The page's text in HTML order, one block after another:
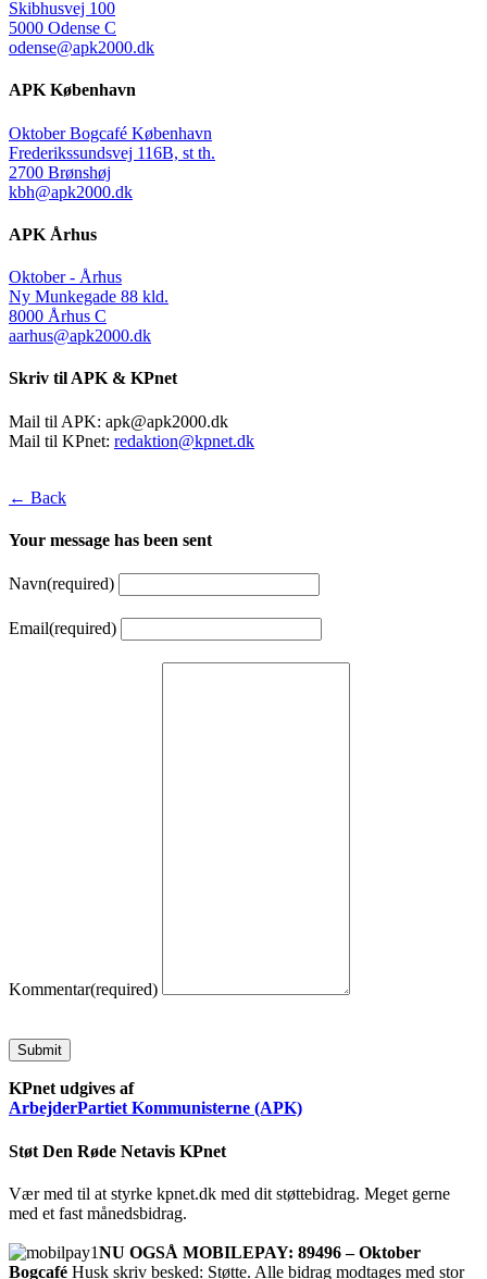
Skibhusvej 100
5000 Odense C
odense@apk2000.dk
APK København
Oktober Bogcafé København
Frederikssundsvej 116B, st th.
2700 Brønshøj
kbh@apk2000.dk
APK Århus
Oktober - Århus
Ny Munkegade 88 kld.
8000 Århus C
aarhus@apk2000.dk
Skriv til APK & KPnet
Mail til APK: apk@apk2000.dk
Mail til KPnet: redaktion@kpnet.dk
← Back
Your message has been sent
Navn(required)
Email(required)
Kommentar(required)
Submit
KPnet udgives af
ArbejderPartiet Kommunisterne (APK)
Støt Den Røde Netavis KPnet
Vær med til at styrke kpnet.dk med dit støttebidrag. Meget gerne
med et fast månedsbidrag.
NU OGSÅ MOBILEPAY: 89496 – Oktober
Bogcafé Husk skriv besked: Støtte. Alle bidrag modtages med stor